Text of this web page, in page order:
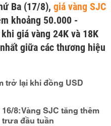
Ba (17/8), giá vàng SJC
khoảng 50.000 -
giá vàng 24K và 18K
giữa các thương hiệu
trở lại khi đồng USD
8: Vàng SJC tăng thêm
đầu tuần